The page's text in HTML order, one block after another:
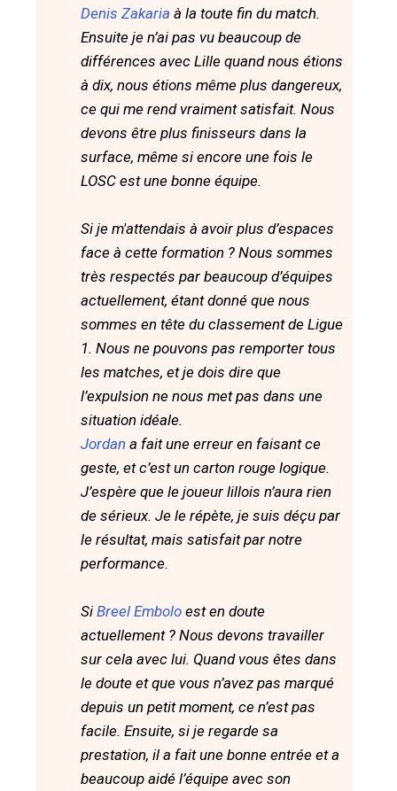
Denis Zakaria à la toute fin du match.
Ensuite je n’ai pas vu beaucoup de
différences avec Lille quand nous étions
à dix, nous étions même plus dangereux,
ce qui me rend vraiment satisfait. Nous
devons être plus finisseurs dans la
surface, même si encore une fois le
LOSC est une bonne équipe.
Si je m'attendais à avoir plus d’espaces
face à cette formation ? Nous sommes
très respectés par beaucoup d’équipes
actuellement, étant donné que nous
sommes en tête du classement de Ligue
1. Nous ne pouvons pas remporter tous
les matches, et je dois dire que
l’expulsion ne nous met pas dans une
situation idéale.
Jordan a fait une erreur en faisant ce
geste, et c’est un carton rouge logique.
J’espère que le joueur lillois n’aura rien
de sérieux. Je le répète, je suis déçu par
le résultat, mais satisfait par notre
performance.
Si Breel Embolo est en doute
actuellement ? Nous devons travailler
sur cela avec lui. Quand vous êtes dans
le doute et que vous n’avez pas marqué
depuis un petit moment, ce n’est pas
facile. Ensuite, si je regarde sa
prestation, il a fait une bonne entrée et a
beaucoup aidé l’équipe avec son